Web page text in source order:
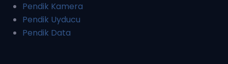
Pendik Kamera
Pendik Uyducu
Pendik Data